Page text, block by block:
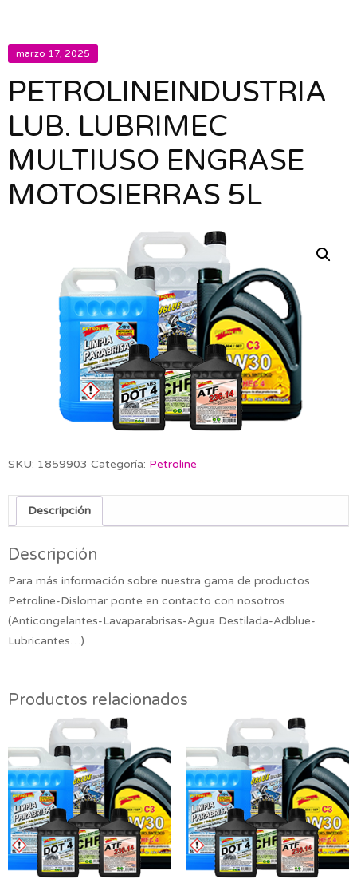
marzo 17, 2025
PETROLINEINDUSTRIA
LUB. LUBRIMEC
MULTIUSO ENGRASE
MOTOSIERRAS 5L
SKU: 1859903 Categoría: Petroline
Descripción
Descripción
Para más información sobre nuestra gama de productos
Petroline-Dislomar ponte en contacto con nosotros
(Anticongelantes-Lavaparabrisas-Agua Destilada-Adblue-
Lubricantes…)
Productos relacionados